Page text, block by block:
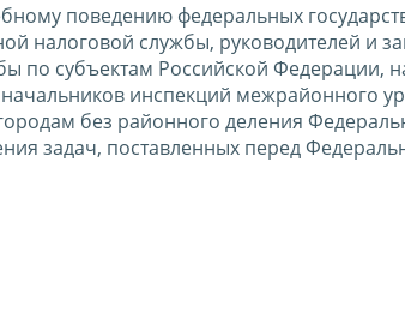
поведению федеральных
налоговой службы, руководителей и
по субъектам Российской Федерации,
инспекций межрайонного
без районного деления
задач, поставленных перед